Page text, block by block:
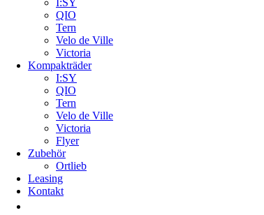
I:SY
QIO
Tern
Velo de Ville
Victoria
Kompakträder
I:SY
QIO
Tern
Velo de Ville
Victoria
Flyer
Zubehör
Ortlieb
Leasing
Kontakt